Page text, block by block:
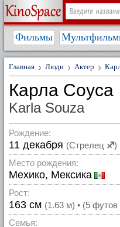
Фильмы
Главная Люди Актер
Карла Соуса
Karla Souza
Рождение:
11 декабря (Стрелец ♐)
Место рождения:
Мехико, Мексика
Рост:
163 см (1.63 м) • (5
Семья: